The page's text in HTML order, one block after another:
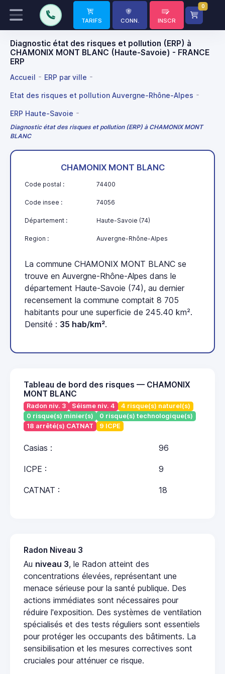
TARIFS CONN. INSCR
0
Diagnostic état des risques et pollution (ERP) à
CHAMONIX MONT BLANC (Haute-Savoie) - FRANCE
ERP
Accueil ERP par ville
Etat des risques et pollution Auvergne-Rhône-Alpes
ERP Haute-Savoie
Diagnostic état des risques et pollution (ERP) à CHAMONIX MONT
BLANC
CHAMONIX MONT BLANC
Code postal : 74400
Code insee : 74056
Département : Haute-Savoie (74)
Region : Auvergne-Rhône-Alpes
La commune CHAMONIX MONT BLANC se
trouve en Auvergne-Rhône-Alpes dans le
département Haute-Savoie (74), au dernier
recensement la commune comptait 8 705
habitants pour une superficie de 245.40 km².
Densité : 35 hab/km².
Tableau de bord des risques — CHAMONIX
MONT BLANC
Radon niv. 3 Séisme niv. 4
4 risque(s) naturel(s)
0 risque(s) minier(s)
0 risque(s) technologique(s)
18 arrêté(s) CATNAT
9 ICPE
Casias : 96
ICPE : 9
CATNAT : 18
Radon Niveau 3
Au niveau 3, le Radon atteint des
concentrations élevées, représentant une
menace sérieuse pour la santé publique. Des
actions immédiates sont nécessaires pour
réduire l'exposition. Des systèmes de ventilation
spécialisés et des tests réguliers sont essentiels
pour protéger les occupants des bâtiments. La
sensibilisation et les mesures correctives sont
cruciales pour atténuer ce risque.